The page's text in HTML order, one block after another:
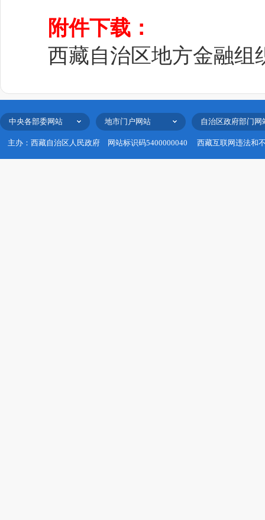
附件下载：
西藏自治区地方金融组
中央各部委网站 地市门户网站 自治区政府部门网
主办：西藏自治区人民政府 网站标识码5400000040 西藏互联网违法和